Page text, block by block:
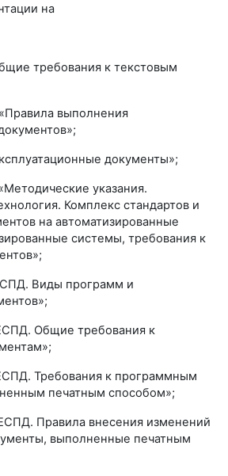
на
требования к текстовым
выполнения
документы»;
указания.
Комплекс стандартов и
на автоматизированные
системы, требования к
Виды программ и
Общие требования к
Требования к программным
печатным способом»;
Правила внесения изменений
выполненные печатным